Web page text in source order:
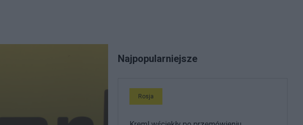
Najpopularniejsze
Rosja